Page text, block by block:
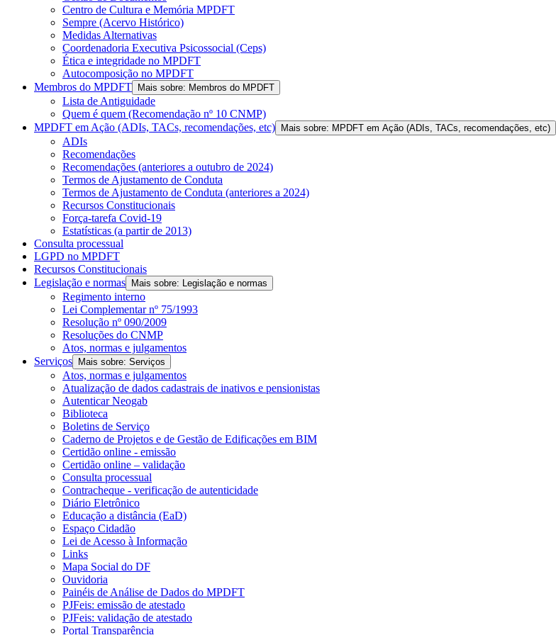
Centro de Cultura e Memória MPDFT
Sempre (Acervo Histórico)
Medidas Alternativas
Coordenadoria Executiva Psicossocial (Ceps)
Ética e integridade no MPDFT
Autocomposição no MPDFT
Membros do MPDFT
Mais sobre: Membros do MPDFT
Lista de Antiguidade
Quem é quem (Recomendação nº 10 CNMP)
MPDFT em Ação (ADIs, TACs, recomendações, etc)
Mais sobre: MPDFT em Ação (ADIs, TACs, recomendações, etc)
ADIs
Recomendações
Recomendações (anteriores a outubro de 2024)
Termos de Ajustamento de Conduta
Termos de Ajustamento de Conduta (anteriores a 2024)
Recursos Constitucionais
Força-tarefa Covid-19
Estatísticas (a partir de 2013)
Consulta processual
LGPD no MPDFT
Recursos Constitucionais
Legislação e normas
Mais sobre: Legislação e normas
Regimento interno
Lei Complementar nº 75/1993
Resolução nº 090/2009
Resoluções do CNMP
Atos, normas e julgamentos
Serviços
Mais sobre: Serviços
Atos, normas e julgamentos
Atualização de dados cadastrais de inativos e pensionistas
Autenticar Neogab
Biblioteca
Boletins de Serviço
Caderno de Projetos e de Gestão de Edificações em BIM
Certidão online - emissão
Certidão online – validação
Consulta processual
Contracheque - verificação de autenticidade
Diário Eletrônico
Educação a distância (EaD)
Espaço Cidadão
Lei de Acesso à Informação
Links
Mapa Social do DF
Ouvidoria
Painéis de Análise de Dados do MPDFT
PJFeis: emissão de atestado
PJFeis: validação de atestado
Portal Transparência